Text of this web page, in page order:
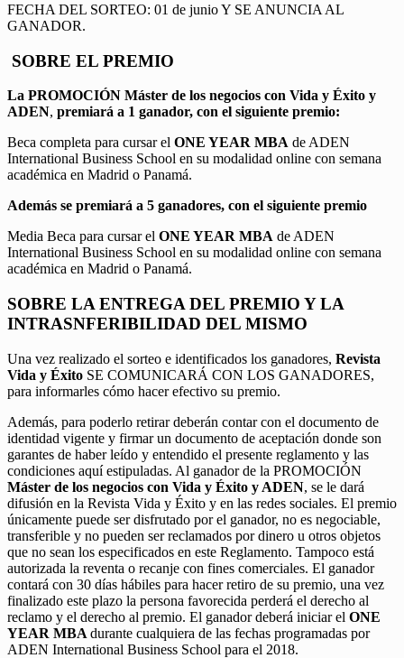
FECHA DEL SORTEO: 01 de junio Y SE ANUNCIA AL
GANADOR.
SOBRE EL PREMIO
La PROMOCIÓN Máster de los negocios con Vida y Éxito y
ADEN, premiará a 1 ganador, con el siguiente premio:
Beca completa para cursar el ONE YEAR MBA de ADEN
International Business School en su modalidad online con semana
académica en Madrid o Panamá.
Además se premiará a 5 ganadores, con el siguiente premio
Media Beca para cursar el ONE YEAR MBA de ADEN
International Business School en su modalidad online con semana
académica en Madrid o Panamá.
SOBRE LA ENTREGA DEL PREMIO Y LA
INTRASNFERIBILIDAD DEL MISMO
Una vez realizado el sorteo e identificados los ganadores, Revista
Vida y Éxito SE COMUNICARÁ CON LOS GANADORES,
para informarles cómo hacer efectivo su premio.
Además, para poderlo retirar deberán contar con el documento de
identidad vigente y firmar un documento de aceptación donde son
garantes de haber leído y entendido el presente reglamento y las
condiciones aquí estipuladas. Al ganador de la PROMOCIÓN
Máster de los negocios con Vida y Éxito y ADEN, se le dará
difusión en la Revista Vida y Éxito y en las redes sociales. El premio
únicamente puede ser disfrutado por el ganador, no es negociable,
transferible y no pueden ser reclamados por dinero u otros objetos
que no sean los especificados en este Reglamento. Tampoco está
autorizada la reventa o recanje con fines comerciales. El ganador
contará con 30 días hábiles para hacer retiro de su premio, una vez
finalizado este plazo la persona favorecida perderá el derecho al
reclamo y el derecho al premio. El ganador deberá iniciar el ONE
YEAR MBA durante cualquiera de las fechas programadas por
ADEN International Business School para el 2018.